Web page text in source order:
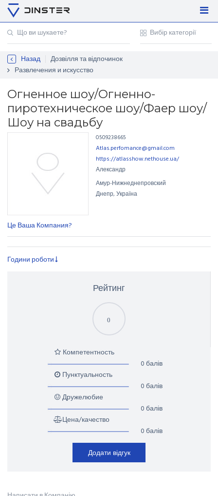
Регістрація
Контакти
Назад
Дозвілля та відпочинок
Развлечения и искусство
Огненное шоу/Огненно-
пиротехническое шоу/Фаер шоу/
Шоу на свадьбу
Це Ваша Компания?
0509238665
Atlas.perfomance@gmail.com
https://atlasshow.nethouse.ua/
Александр
Амур-Нижнеднепровский
Днепр, Україна
Години роботи
Рейтинг
0
Компетентность
0 балів
Пунктуальность
0 балів
Дружелюбие
0 балів
Цена/качество
0 балів
Додати відгук